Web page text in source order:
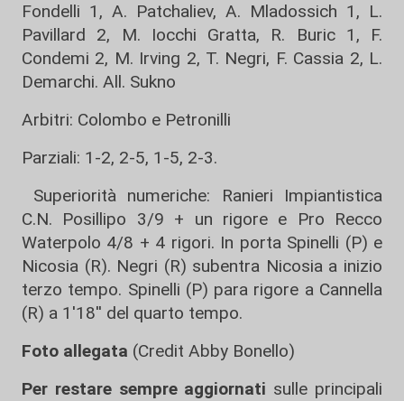
Fondelli 1, A. Patchaliev, A. Mladossich 1, L.
Pavillard 2, M. Iocchi Gratta, R. Buric 1, F.
Condemi 2, M. Irving 2, T. Negri, F. Cassia 2, L.
Demarchi. All. Sukno
Arbitri: Colombo e Petronilli
Parziali: 1-2, 2-5, 1-5, 2-3.
Superiorità numeriche: Ranieri Impiantistica
C.N. Posillipo 3/9 + un rigore e Pro Recco
Waterpolo 4/8 + 4 rigori. In porta Spinelli (P) e
Nicosia (R). Negri (R) subentra Nicosia a inizio
terzo tempo. Spinelli (P) para rigore a Cannella
(R) a 1'18'' del quarto tempo.
Foto allegata (Credit Abby Bonello)
Per restare sempre aggiornati sulle principali